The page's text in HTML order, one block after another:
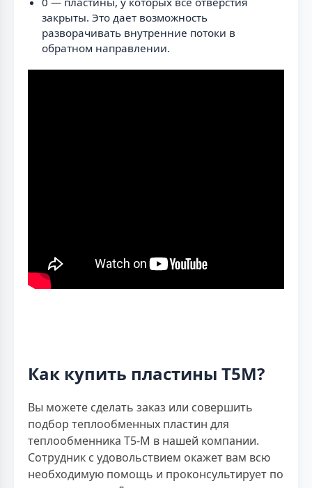
закрыты. Это дает возможность
разворачивать внутренние потоки в
обратном направлении.
Как купить пластины T5M?
Вы можете сделать заказ или совершить
подбор теплообменных пластин для
теплообменника T5-M в нашей компании.
Сотрудник с удовольствием окажет вам всю
необходимую помощь и проконсультирует по